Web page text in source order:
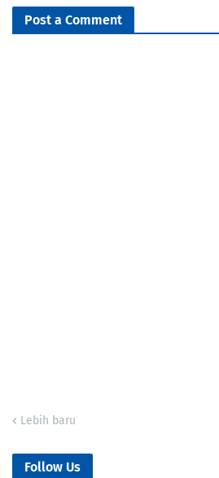
Post a Comment
Lebih baru
Follow Us